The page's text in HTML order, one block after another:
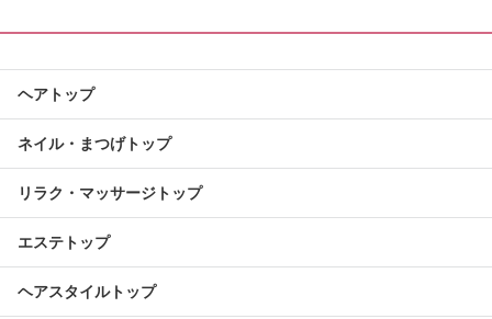
ヘアトップ
ネイル・まつげトップ
リラク・マッサージトップ
エステトップ
ヘアスタイルトップ